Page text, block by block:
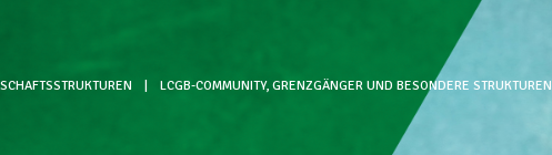
LCGB-COMMUNITY, GRENZGÄNGER UND BESONDERE STRUKTUREN